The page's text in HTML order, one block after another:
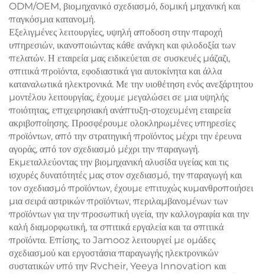
ODM/OEM, βιομηχανικό σχεδιασμό, δομική μηχανική και
παγκόσμια κατανομή.
Εξελιγμένες λειτουργίες, υψηλή αποδοση στην παροχή
υπηρεσιών, ικανοποιώντας κάθε ανάγκη και φιλοδοξία των
πελατών. Η εταιρεία μας ειδικεύεται σε συσκευές μάζαζι,
σπιτικά προϊόντα, εφοδιαστικά για αυτοκίνητα και άλλα
καταναλωτικά ηλεκτρονικά. Με την υιοθέτηση ενός ανεξάρτητου
μοντέλου λειτουργίας, έχουμε μεγαλώσει σε μια υψηλής
ποιότητας, επιχειρησιακή ανάπτυξη-στοχευμένη εταιρεία
ακριβοποίησης. Προσφέρουμε ολοκληρωμένες υπηρεσίες
προϊόντων, από την στρατηγική προϊόντος μέχρι την έρευνα
αγοράς, από τον σχεδιασμό μέχρι την παραγωγή.
Εκμεταλλεύοντας την βιομηχανική αλυσίδα υγείας και τις
ισχυρές δυνατότητές μας στον σχεδιασμό, την παραγωγή και
τον σχεδιασμό προϊόντων, έχουμε επιτυχώς κυμανθροποιήσει
μια σειρά αστρικών προϊόντων, περιλαμβανομένων των
προϊόντων για την προσωπική υγεία, την καλλογραφία και την
καλή διαμορφωτική, τα σπιτικά εργαλεία και τα σπιτικά
προϊόντα. Επίσης, το Jamooz λειτουργεί με ομάδες
σχεδιασμού και εργοστάσια παραγωγής ηλεκτρονικών
συστατικών υπό την Rvcheir, Yeeya Innovation και